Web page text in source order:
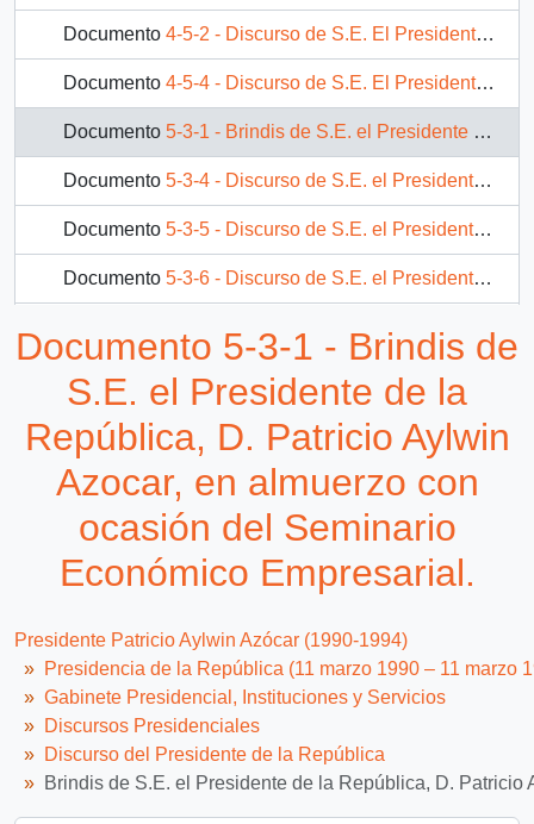
Documento 4-5-2 - Discurso de S.E. El Presidente de la República, D. Patricio Aylwin Azocar, al recibir el grado de Doctor Honoris Causa de la Universidad de Waseda
Documento 4-5-4 - Discurso de S.E. El Presidente de la República, D. Patricio Aylwin Azocar, en reunión con empresarios mexicanos
Documento 5-3-1 - Brindis de S.E. el Presidente de la República, D. Patricio Aylwin Azocar, en almuerzo con ocasión del Seminario Económico Empresarial.
Documento 5-3-4 - Discurso de S.E. el Presidente de la República, D. Patricio Aylwin Azocar, en inauguración del Puerto de Corral.
Documento 5-3-5 - Discurso de S.E. el Presidente de la República, D. Patricio Aylwin Azocar, en acto de entrega de 1.200 títulos de dominio.
Documento 5-3-6 - Discurso de S.E. el Presidente de la República, D. Patricio Aylwin Azocar, en inauguración de la maternidad del Hospital de Pitrufquen.
5-3-7 - Discurso de S.E. el Presidente de la República, D. Patricio Aylwin Azocar, en reunión con la comunidad mapuche de Pitrufquen.
405 más...
Documento 5-3-1 - Brindis de
S.E. el Presidente de la
República, D. Patricio Aylwin
Azocar, en almuerzo con
ocasión del Seminario
Económico Empresarial.
Presidente Patricio Aylwin Azócar (1990-1994)
Presidencia de la República (11 marzo 1990 – 11 marzo
Gabinete Presidencial, Instituciones y Servicios
Discursos Presidenciales
Discurso del Presidente de la República
Brindis de S.E. el Presidente de la República, D.